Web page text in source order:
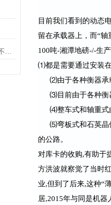
目前我们看到的动态
留在承载器上，而“
100吨-湘潭地磅-/-生
⑴都是需要通过安装
⑵由于各种衡器承
⑶目前由于各种衡
⑷整车式和轴重式
⑸弯板式和石英晶
的公路。
对库卡的收购,有助于
方洪波就察觉了当时
业,但到了后来,这种“
居,2015年与同是机